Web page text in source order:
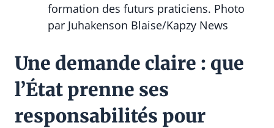
formation des futurs praticiens. Photo
par Juhakenson Blaise/Kapzy News
Une demande claire : que
l’État prenne ses
responsabilités pour